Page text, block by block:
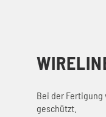
Bei der
geschützt.